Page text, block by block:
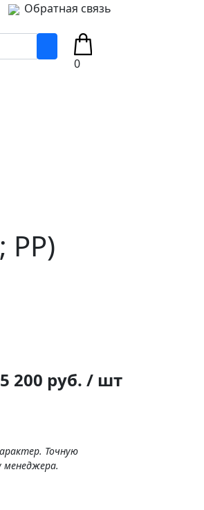
Обратная связь
0
РР)
200 руб. / шт
Точную